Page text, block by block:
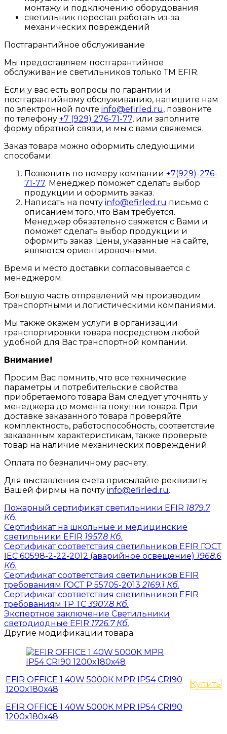
монтажу и подключению оборудования
светильник перестал работать из-за
механических повреждений
Постгарантийное обслуживание
Мы предоставляем постгарантийное
обслуживание светильников только ТМ EFIR.
Если у вас есть вопросы по гарантии и
постгарантийному обслуживанию, напишите нам
по электронной почте info@efirled.ru, позвоните
по телефону +7 (929) 276-71-77, или заполните
форму обратной связи, и мы с вами свяжемся.
Заказ товара можно оформить следующими
способами:
Позвонить по номеру компании +7(929)-276-
71-77. Менеджер поможет сделать выбор
продукции и оформить заказ.
Написать на почту info@efirled.ru письмо с
описанием того, что Вам требуется.
Менеджер обязательно свяжется с Вами и
поможет сделать выбор продукции и
оформить заказ. Цены, указанные на сайте,
являются ориентировочными.
Время и место доставки согласовывается с
менеджером.
Большую часть отправлений мы производим
транспортными и логистическими компаниями.
Мы также окажем услуги в организации
транспортировки товара посредством любой
удобной для Вас транспортной компании.
Внимание!
Просим Вас помнить, что все технические
параметры и потребительские свойства
приобретаемого товара Вам следует уточнять у
менеджера до момента покупки товара. При
доставке заказанного товара проверяйте
комплектность, работоспособность, соответствие
заказанным характеристикам, также проверьте
товар на наличие механических повреждений.
Оплата по безналичному расчету.
Для выставления счета присылайте реквизиты
Вашей фирмы на почту info@efirled.ru.
Пожарный сертификат светильники EFIR 1879.7
Кб.
Сертификат на школьные и медицинские
светильники EFIR 1957.8 Кб.
Сертификат соответствия светильников EFIR ГОСТ
IEC 60598-2-22-2012 (аварийное освещение) 1968.6
Кб.
Сертификат соответствия светильников EFIR
требованиям ГОСТ Р 55705-2013 2169.1 Кб.
Сертификат соответствия светильников EFIR
требованиям ТР ТС 3907.8 Кб.
Экспертное заключение Светильники
светодиодные EFIR 1726.7 Кб.
Другие модификации товара
EFIR OFFICE 1 40W 5000К MPR IP54 CRI90
1200x180x48
EFIR OFFICE 1 40W 5000К MPR IP54 CRI90
1200x180x48
Купить